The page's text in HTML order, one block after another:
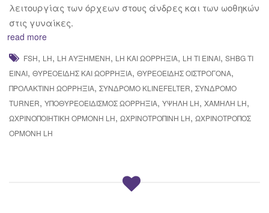
λειτουργίας των όρχεων στους άνδρες και των ωοθηκών
στις γυναίκες.
read more
FSH, LH, LH ΑΥΞΗΜΈΝΗ, LH ΚΑΙ ΩΟΡΡΗΞΊΑ, LH ΤΙ ΕΊΝΑΙ, SHBG ΤΙ
ΕΊΝΑΙ, ΘΥΡΕΟΕΙΔΉΣ ΚΑΙ ΩΟΡΡΗΞΊΑ, ΘΥΡΕΟΕΙΔΉΣ ΟΙΣΤΡΟΓΌΝΑ,
ΠΡΟΛΑΚΤΊΝΗ ΩΟΡΡΗΞΊΑ, ΣΎΝΔΡΟΜΟ KLINEFELTER, ΣΎΝΔΡΟΜΟ
TURNER, ΥΠΟΘΥΡΕΟΕΙΔΙΣΜΌΣ ΩΟΡΡΗΞΊΑ, ΥΨΗΛΉ LH, ΧΑΜΗΛΉ LH,
ΩΧΡΙΝΟΠΟΙΗΤΙΚΉ ΟΡΜΌΝΗ LH, ΩΧΡΙΝΟΤΡΟΠΊΝΗ LH, ΩΧΡΙΝΟΤΡΌΠΟΣ
ΟΡΜΌΝΗ LH